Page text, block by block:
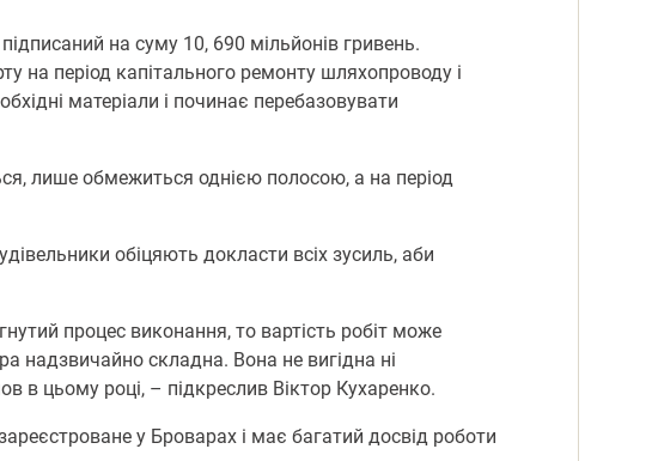
на суму 10, 690 мільйонів гривень.
на період капітального ремонту шляхопроводу і
матеріали і починає перебазовувати
лише обмежиться однією полосою, а на період
обіцяють докласти всіх зусиль, аби
процес виконання, то вартість робіт може
надзвичайно складна. Вона не вигідна ні
в цьому році, – підкреслив Віктор Кухаренко.
у Броварах і має багатий досвід роботи